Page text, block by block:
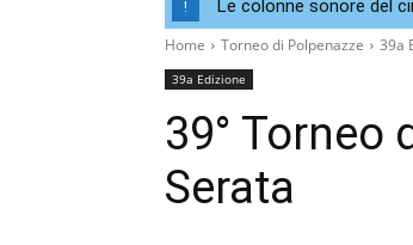
! Le colonne sonore del
Home Torneo di Polpenazze 39a
39a Edizione
39° Torneo
Serata